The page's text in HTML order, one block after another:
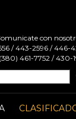
con
/ 443-2596 / 446-
461-7752 / 430-